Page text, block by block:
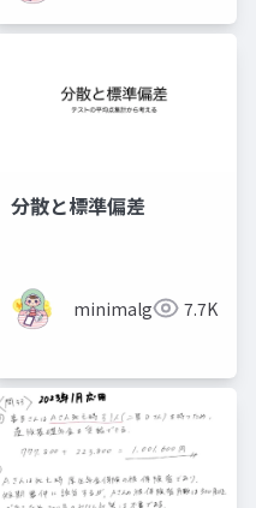
分散と標準偏差
minimalgreen7.7K